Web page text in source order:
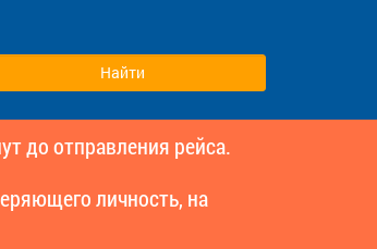
до отправления рейса.
личность, на